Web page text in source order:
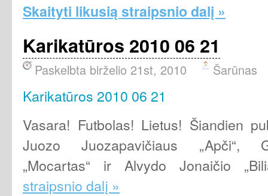
Skaityti likusią straipsnio dalį »
Karikatūros 2010 06 21
Paskelbta birželio 21st, 2010 Šarūnas
Karikatūros 2010 06 21
Vasara! Futbolas! Lietus! Šiandien
Juozo Juozapavičiaus „Apči“,
„Mocartas“ ir Alvydo Jonaičio
straipsnio dalį »